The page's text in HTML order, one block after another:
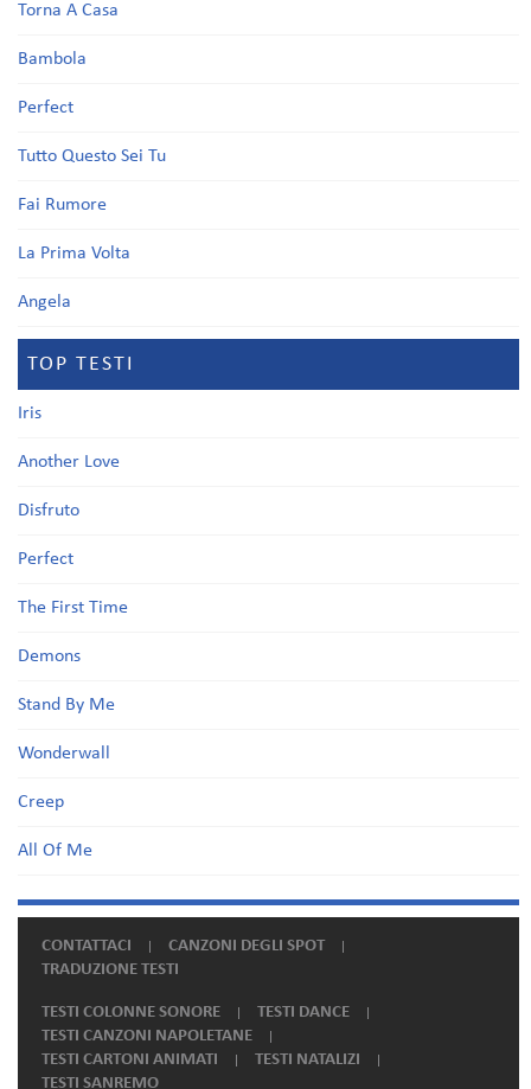
Torna A Casa
Bambola
Perfect
Tutto Questo Sei Tu
Fai Rumore
La Prima Volta
Angela
TOP TESTI
Iris
Another Love
Disfruto
Perfect
The First Time
Demons
Stand By Me
Wonderwall
Creep
All Of Me
CONTATTACI
CANZONI DEGLI SPOT
TRADUZIONE TESTI
TESTI COLONNE SONORE
TESTI DANCE
TESTI CANZONI NAPOLETANE
TESTI CARTONI ANIMATI
TESTI NATALIZI
TESTI SANREMO